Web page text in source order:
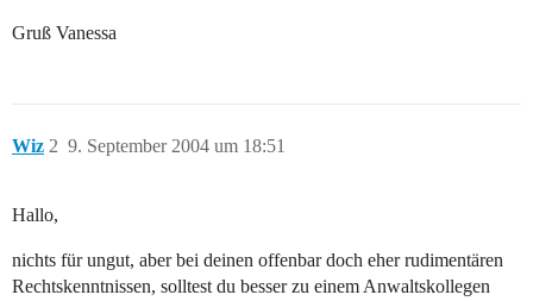
Gruß Vanessa
Wiz 9. September 2004 um 18:51
2
Hallo,
nichts für ungut, aber bei deinen offenbar doch eher rudimentären
Rechtskenntnissen, solltest du besser zu einem Anwaltskollegen